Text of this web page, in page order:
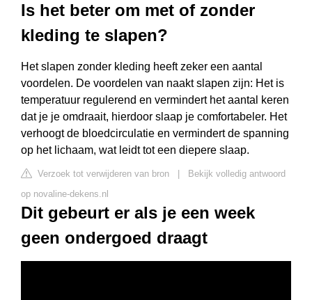
Is het beter om met of zonder
kleding te slapen?
Het slapen zonder kleding heeft zeker een aantal
voordelen. De voordelen van naakt slapen zijn: Het is
temperatuur regulerend en vermindert het aantal keren
dat je je omdraait, hierdoor slaap je comfortabeler. Het
verhoogt de bloedcirculatie en vermindert de spanning
op het lichaam, wat leidt tot een diepere slaap.
Verzoek tot verwijderen van bron
Bekijk volledig antwoord
op novaline-dekens.nl
Dit gebeurt er als je een week
geen ondergoed draagt